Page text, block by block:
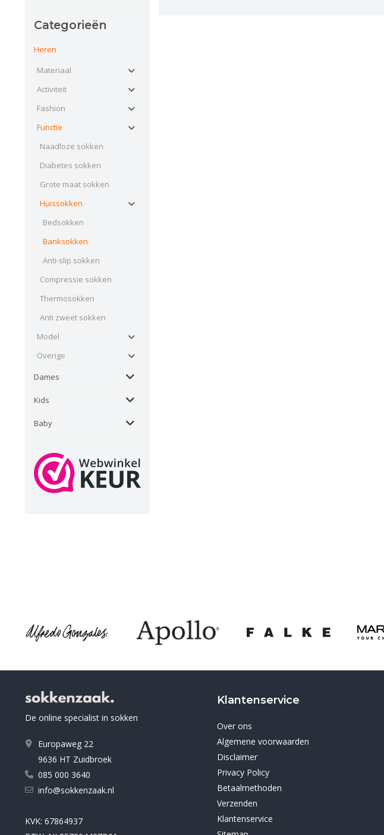
Categorieën
Heren
Materiaal
Activiteit
Fashion
Functie
Naadloze sokken
Diabetes sokken
Grote maat sokken
Huissokken
Bedsokken
Banksokken
Anti-slip sokken
Compressie sokken
Thermosokken
Anti zweet sokken
Model
Overige
Dames
Kids
Baby
De online specialist in sokken
Europaweg 22
9636 HT Zuidbroek
085 000 3640
info@sokkenzaak.nl
KVK: 67864937
Klantenservice
Over ons
Algemene voorwaarden
Disclaimer
Privacy Policy
Betaalmethoden
Verzenden
Klantenservice